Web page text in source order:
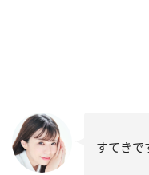
すてきで